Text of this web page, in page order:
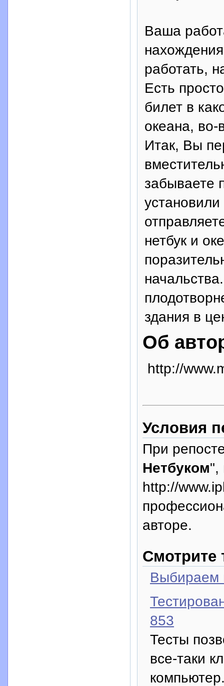
Ваша
работать,
Есть
билет в
океана, во-
Итак, Вы
забываете
нетбук и
здания в
Об
http://
Условия
При
Нетбуком",
http://
авторе.
Смотрите
Выбираем
853
Тесты
все-таки